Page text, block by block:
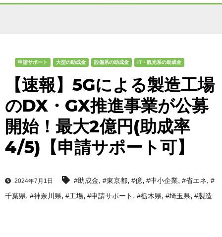
申請サポート 大型の助成金 設備系の助成金 IT・観光系の助成金
【速報】5Gによる製造工場
のDX・GX推進事業が公募
開始！最大2億円(助成率
4/5)【申請サポート可】
2024年7月1日 #助成金, #東京都, #億, #中小企業, #省エネ, #
千葉県, #神奈川県, #工場, #申請サポート , #栃木県, #埼玉県, #製造